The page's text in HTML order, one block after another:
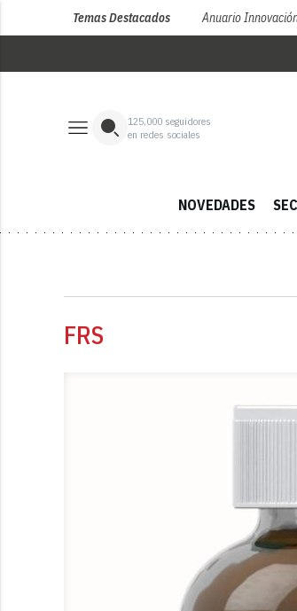
Temas Destacados Anuario
125,000 seguidores
en redes sociales
NOVEDADES
FRS